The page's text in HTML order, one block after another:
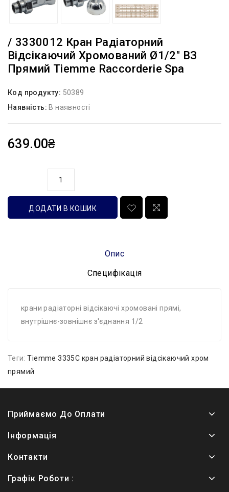
/ 3330012 Кран Радіаторний
Відсікаючий Хромований Ø1/2″ ВЗ
Прямий Tiemme Raccorderie Spa
Код продукту: 50389
Наявність: В наявності
639.00₴
ДОДАТИ В КОШИК
Опис
Специфікація
крани радіаторні відсікаючі хромовані прямі,
внутрішнє-зовнішнє з'єднання 1/2
Теги:Tiemme 3335C кран радіаторний відсікаючий хром
прямий
Приймаємо До Оплати
Інформація
Контакти
Графік Роботи :